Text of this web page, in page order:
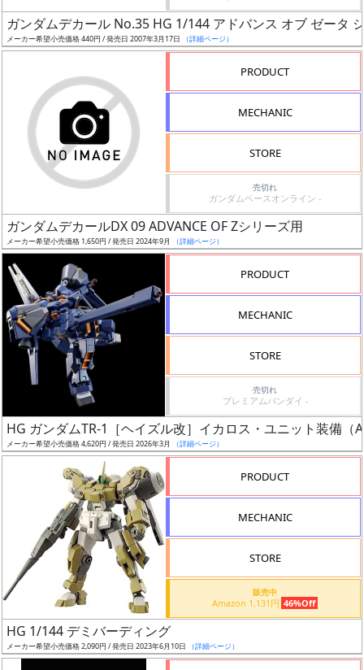
日
発
売
プッ
通知
ギ
ャ
ラ
リ
ー
あ
り
定
予
ガンダムデカール No.35 HG 1/144 アドバンス オブ ゼータ
メーカー希望小売価格 440円 / 発売日 2007年3月17日 （詳細ページ）
PRODUCT
MECHANIC
STORE
売切れ
ガンダムベースオンライン -
ガンダムデカールDX 09 ADVANCE OF Zシリーズ用
メーカー希望小売価格 1,650円 / 発売日 2024年9月 （詳細ページ）
PRODUCT
MECHANIC
STORE
売切れ
プレミアムバンダイ -
HG ガンダムTR-1［ヘイズル改］イカロス・ユニット装備（
メーカー希望小売価格 4,620円 / 発売日 2026年3月 （詳細ページ）
PRODUCT
MECHANIC
STORE
販売中
Amazon 1,131円 46%Off
HG 1/144 デミバーディング
メーカー希望小売価格 2,090円 / 発売日 2023年6月10日 （詳細ページ）